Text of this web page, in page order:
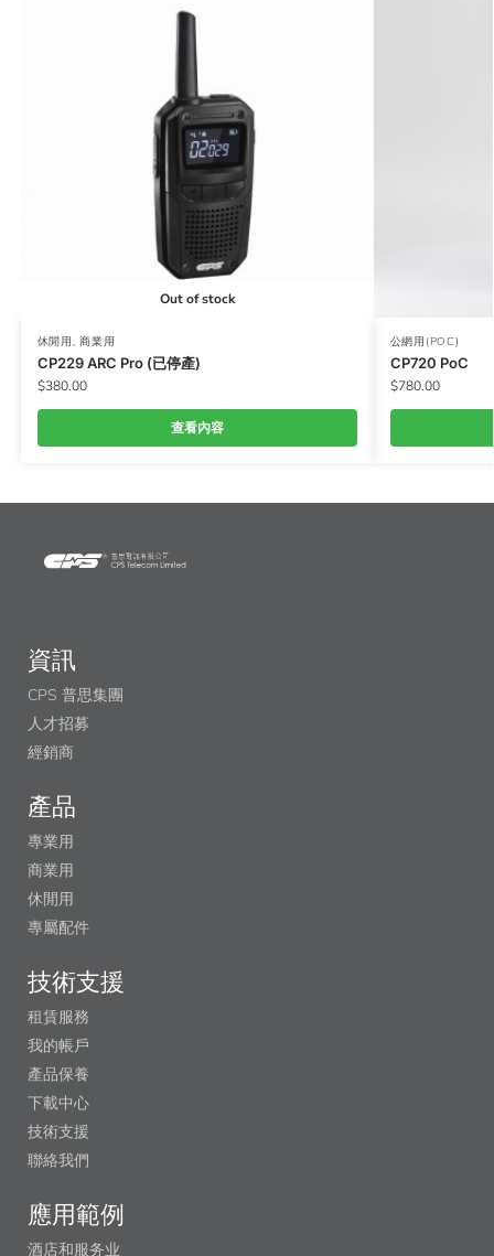
Out of stock
休閒用,商業用
CP229 ARC Pro (已停產)
$380.00
查看內容
公網用(POC)
CP720 PoC
$780.00
資訊
CPS 普思集團
人才招募
經銷商
產品
專業用
商業用
休閒用
專屬配件
技術支援
租賃服務
我的帳戶
產品保養
下載中心
技術支援
聯絡我們
應用範例
酒店和服务业